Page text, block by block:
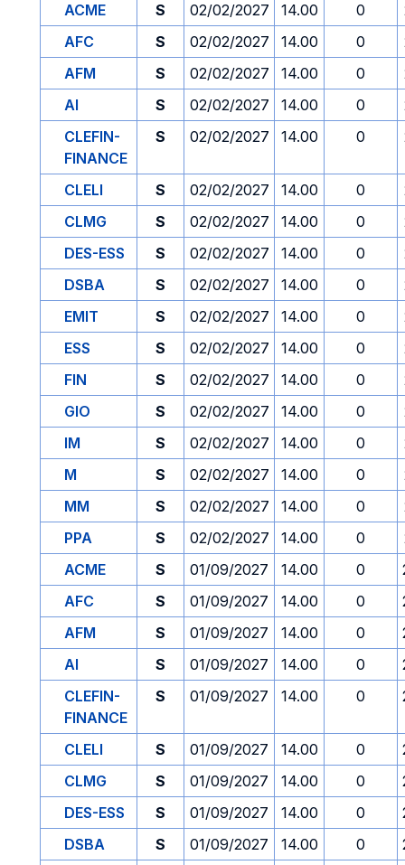
ACME
S 02/02/2027 14.00 0
AFC
S 02/02/2027 14.00 0
AFM
S 02/02/2027 14.00 0
AI
S 02/02/2027 14.00 0
CLEFIN-
FINANCE
S 02/02/2027 14.00 0
CLELI S 02/02/2027 14.00 0
CLMG
S 02/02/2027 14.00 0
DES-ESS
S 02/02/2027 14.00 0
DSBA
S 02/02/2027 14.00 0
EMIT
S 02/02/2027 14.00 0
ESS
S 02/02/2027 14.00 0
FIN
S 02/02/2027 14.00 0
GIO
S 02/02/2027 14.00 0
IM
S 02/02/2027 14.00 0
M
S 02/02/2027 14.00 0
MM
S 02/02/2027 14.00 0
PPA
S 02/02/2027 14.00 0
ACME
S 01/09/2027 14.00 0
AFC
S 01/09/2027 14.00 0
AFM
S 01/09/2027 14.00 0
AI
S 01/09/2027 14.00 0
CLEFIN-
FINANCE
S 01/09/2027 14.00 0
CLELI S 01/09/2027 14.00 0
CLMG
S 01/09/2027 14.00 0
DES-ESS
S 01/09/2027 14.00 0
DSBA
S 01/09/2027 14.00 0